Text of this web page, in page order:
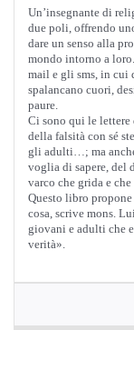
Un’insegnante di
due poli, offrendo
dare un senso alla
mondo intorno a
mail e gli sms, in cui
spalancano cuori,
paure.
Ci sono qui le lettere
della falsità con sé
gli adulti…; ma
voglia di sapere, del
varco che grida e
Questo libro
cosa, scrive mons.
giovani e adulti che
verità».